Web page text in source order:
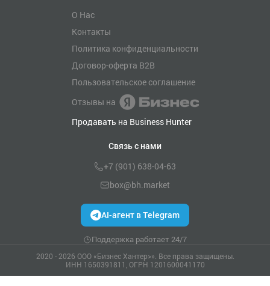
О Нас
Контакты
Политика конфиденциальности
Договор-оферта B2B
Пользовательское соглашение
Отзывы на
Продавать на Business Hunter
Связь с нами
+7 (901) 638-04-63
box@bh.market
AI-агент в Telegram
Поддержка работает 24/7
2020 - 2026 ООО «Бизнес Хантер>». Все права защищены.
ИНН 1650391811, ОГРН 1201600041170